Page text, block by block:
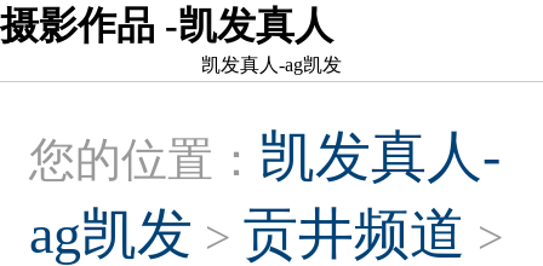
摄影作品 -凯发真人
凯发真人-ag凯发
您的位置： 凯发真人-
ag凯发 > 贡井频道 >